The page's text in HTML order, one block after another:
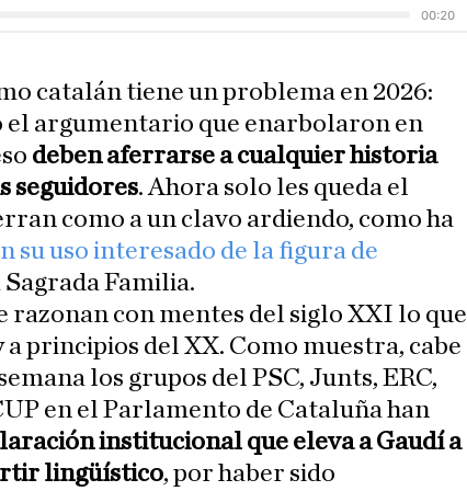
catalán tiene un problema en 2026:
el argumentario que enarbolaron en
deben aferrarse a cualquier historia
seguidores. Ahora solo les queda el
como a un clavo ardiendo, como ha
su uso interesado de la figura de
Sagrada Familia.
razonan con mentes del siglo XXI lo que
principios del XX. Como muestra, cabe
los grupos del PSC, Junts, ERC,
en el Parlamento de Cataluña han
institucional que eleva a Gaudí a
lingüístico, por haber sido